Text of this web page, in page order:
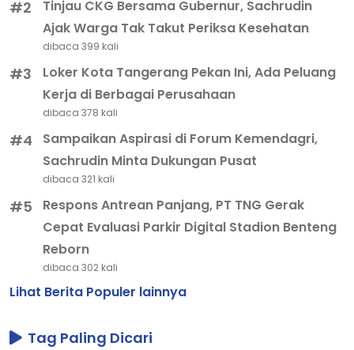
#2
Tinjau CKG Bersama Gubernur, Sachrudin
Ajak Warga Tak Takut Periksa Kesehatan
dibaca 399 kali
#3
Loker Kota Tangerang Pekan Ini, Ada Peluang
Kerja di Berbagai Perusahaan
dibaca 378 kali
#4
Sampaikan Aspirasi di Forum Kemendagri,
Sachrudin Minta Dukungan Pusat
dibaca 321 kali
#5
Respons Antrean Panjang, PT TNG Gerak
Cepat Evaluasi Parkir Digital Stadion Benteng
Reborn
dibaca 302 kali
Lihat Berita Populer lainnya
Tag Paling Dicari